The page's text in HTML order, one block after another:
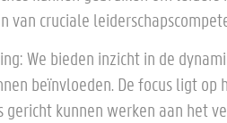
cruciale
We bieden inzicht in de
beïnvloeden. De focus ligt
gericht kunnen werken aan het